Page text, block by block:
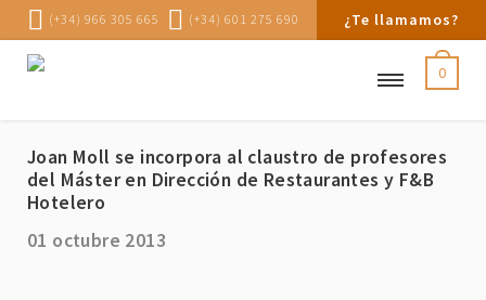
(+34) 966 305 665 (+34) 601 275 690 ¿Te llamamos?
0
Joan Moll se incorpora al claustro de profesores
del Máster en Dirección de Restaurantes y F&B
Hotelero
01 octubre 2013